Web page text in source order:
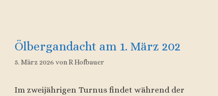
Ölbergandacht am 1. März 202
5. März 2026 vonR Hofbauer
Im zweijährigen Turnus findet während der